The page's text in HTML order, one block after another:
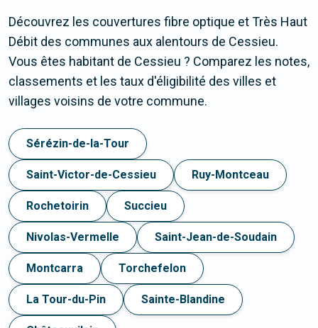
Découvrez les couvertures fibre optique et Très Haut
Débit des communes aux alentours de Cessieu.
Vous êtes habitant de Cessieu ? Comparez les notes,
classements et les taux d'éligibilité des villes et
villages voisins de votre commune.
Sérézin-de-la-Tour
Saint-Victor-de-Cessieu Ruy-Montceau
Rochetoirin Succieu
Nivolas-Vermelle Saint-Jean-de-Soudain
Montcarra Torchefelon
La Tour-du-Pin Sainte-Blandine